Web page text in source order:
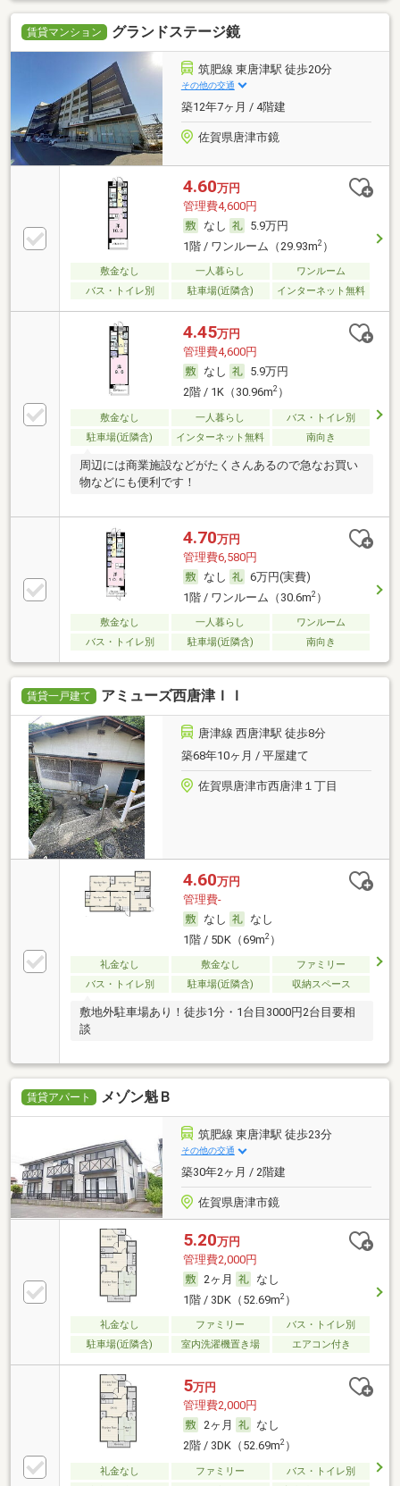
賃貸マンション グランドステージ鏡
筑肥線 東唐津駅 徒歩20分
その他の交通
築12年7ヶ月 / 4階建
佐賀県唐津市鏡
4.60万円
管理費4,600円
なし
5.9万円
1階 / ワンルーム（29.93m2）
敷金なし 一人暮らし
ワンルーム
バス・トイレ別
駐車場(近隣含) インターネット無料
4.45万円
管理費4,600円
なし
5.9万円
2階 / 1K（30.96m2）
敷金なし 一人暮らし
バス・トイレ別
駐車場(近隣含)
インターネット無料 南向き
周辺には商業施設などがたくさんあるので急なお買い
物などにも便利です！
4.70万円
管理費6,580円
なし
6万円(実費)
1階 / ワンルーム（30.6m2）
敷金なし 一人暮らし
ワンルーム
バス・トイレ別
駐車場(近隣含) 南向き
賃貸一戸建て アミューズ西唐津ＩＩ
唐津線 西唐津駅 徒歩8分
築68年10ヶ月 / 平屋建て
佐賀県唐津市西唐津１丁目
4.60万円
管理費-
なし
なし
1階 / 5DK（69m2）
礼金なし 敷金なし
ファミリー
バス・トイレ別
駐車場(近隣含) 収納スペース
敷地外駐車場あり！徒歩1分・1台目3000円2台目要相
談
賃貸アパート メゾン魁Ｂ
筑肥線 東唐津駅 徒歩23分
その他の交通
築30年2ヶ月 / 2階建
佐賀県唐津市鏡
5.20万円
管理費2,000円
2ヶ月
なし
1階 / 3DK（52.69m2）
礼金なし ファミリー
バス・トイレ別
駐車場(近隣含)
室内洗濯機置き場 エアコン付き
5万円
管理費2,000円
2ヶ月
なし
2階 / 3DK（52.69m2）
礼金なし ファミリー
バス・トイレ別